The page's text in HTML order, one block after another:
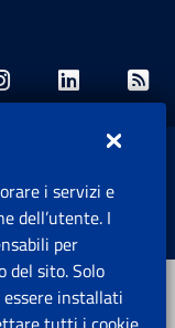
finestra
una nuova
Apre una
Instagram:
Sociale.
i servizi e
dell’utente. I
per
sito. Solo
essere installati